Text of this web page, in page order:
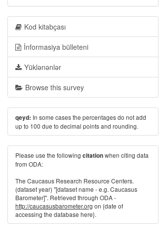
Kod kitabçası
İnformasiya bülleteni
Yüklənənlər
Browse this survey
qeyd: In some cases the percentages do not add
up to 100 due to decimal points and rounding.
Please use the following citationwhen citing data
from ODA:
The Caucasus Research Resource Centers.
(dataset year) "[dataset name - e.g. Caucasus
Barometer]". Retrieved through ODA -
http://caucasusbarometer.org on {date of
accessing the database here}.